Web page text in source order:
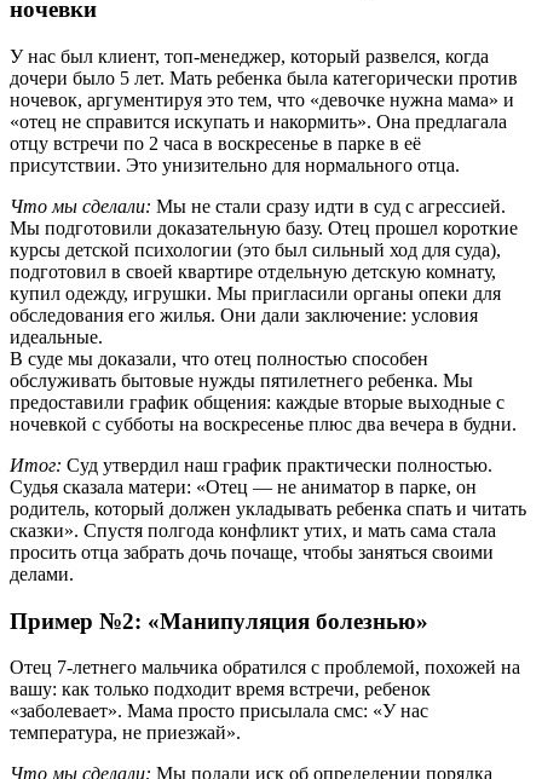
ночевки
У нас был клиент, топ-менеджер, который развелся, когда
дочери было 5 лет. Мать ребенка была категорически против
ночевок, аргументируя это тем, что «девочке нужна мама» и
«отец не справится искупать и накормить». Она предлагала
отцу встречи по 2 часа в воскресенье в парке в её
присутствии. Это унизительно для нормального отца.
Что мы сделали: Мы не стали сразу идти в суд с агрессией.
Мы подготовили доказательную базу. Отец прошел короткие
курсы детской психологии (это был сильный ход для суда),
подготовил в своей квартире отдельную детскую комнату,
купил одежду, игрушки. Мы пригласили органы опеки для
обследования его жилья. Они дали заключение: условия
идеальные.
В суде мы доказали, что отец полностью способен
обслуживать бытовые нужды пятилетнего ребенка. Мы
предоставили график общения: каждые вторые выходные с
ночевкой с субботы на воскресенье плюс два вечера в будни.
Итог: Суд утвердил наш график практически полностью.
Судья сказала матери: «Отец — не аниматор в парке, он
родитель, который должен укладывать ребенка спать и читать
сказки». Спустя полгода конфликт утих, и мать сама стала
просить отца забрать дочь почаще, чтобы заняться своими
делами.
Пример №2: «Манипуляция болезнью»
Отец 7-летнего мальчика обратился с проблемой, похожей на
вашу: как только подходит время встречи, ребенок
«заболевает». Мама просто присылала смс: «У нас
температура, не приезжай».
Что мы сделали: Мы подали иск об определении порядка